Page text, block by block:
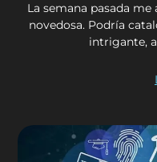
La semana pasada
novedosa. Podría
intrigante,